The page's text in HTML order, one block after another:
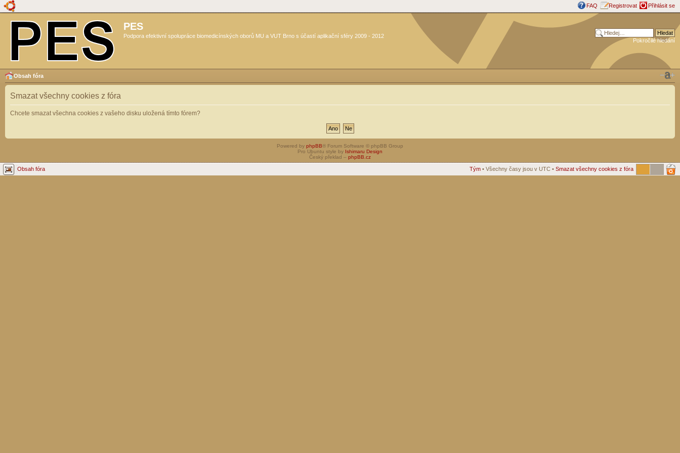
FAQ Registrovat Přihlásit se
PES
Podpora efektivní spolupráce biomedicínských oborů MU a VUT Brno s účastí aplikační sféry 2009 - 2012
Pokročilé hledání
Obsah fóra
Smazat všechny cookies z fóra
Chcete smazat všechna cookies z vašeho disku uložená tímto fórem?
Powered by phpBB® Forum Software © phpBB Group
Pro Ubuntu style by Ishimaru Design
Český překlad – phpBB.cz
Obsah fóra Tým • Všechny časy jsou v UTC • Smazat všechny cookies z fóra